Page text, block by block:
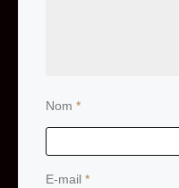
Nom *
E-mail *